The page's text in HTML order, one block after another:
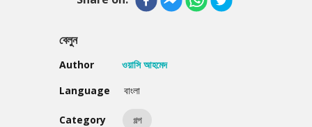
বেলুন
Author
ওয়াসি আহমেদ
Language
বাংলা
Category গল্প